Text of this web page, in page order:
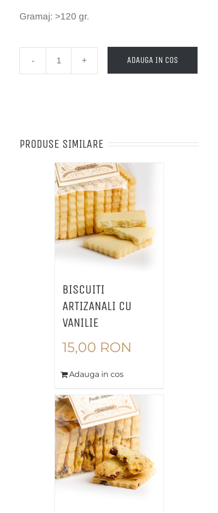
Gramaj: >120 gr.
ADAUGA IN COS
PRODUSE SIMILARE
BISCUITI
ARTIZANALI CU
VANILIE
15,00 RON
Adauga in cos